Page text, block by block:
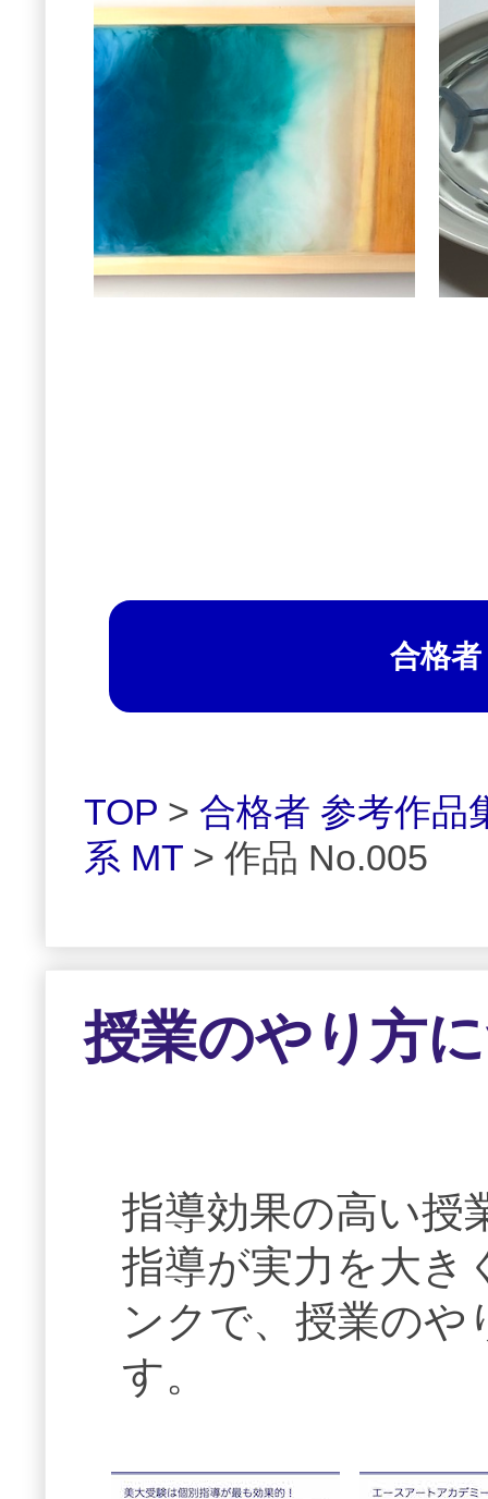
合格
TOP > 合格者 参考作
系 MT > 作品 No.005
授業のやり方
指導効果の高い授
指導が実力を大き
ンクで、授業の
す。